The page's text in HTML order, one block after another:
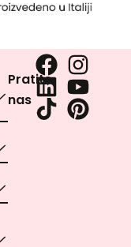
Pratite
nas